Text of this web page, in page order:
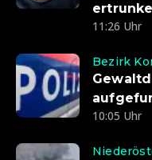
11:26 Uhr
Bezirk
10:05 Uhr